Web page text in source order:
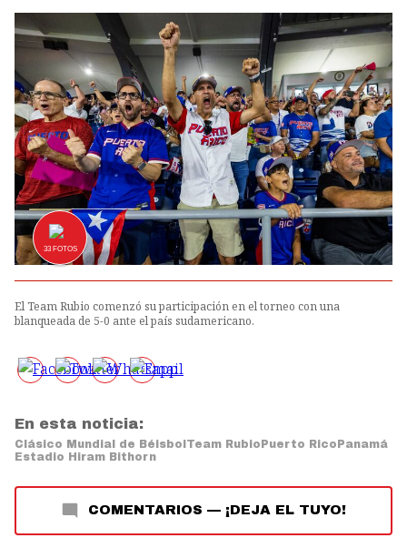
33FOTOS
El Team Rubio comenzó su participación en el torneo con una
blanqueada de 5-0 ante el país sudamericano.
En esta noticia:
Clásico Mundial de Béisbol Team Rubio Puerto Rico Panamá
Estadio Hiram Bithorn
COMENTARIOS — ¡DEJA EL TUYO!